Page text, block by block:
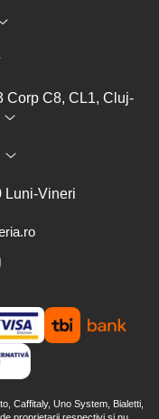
Corp C8, CL1, Cluj-
Luni-Vineri
Caffitaly, Uno System, Bialetti,